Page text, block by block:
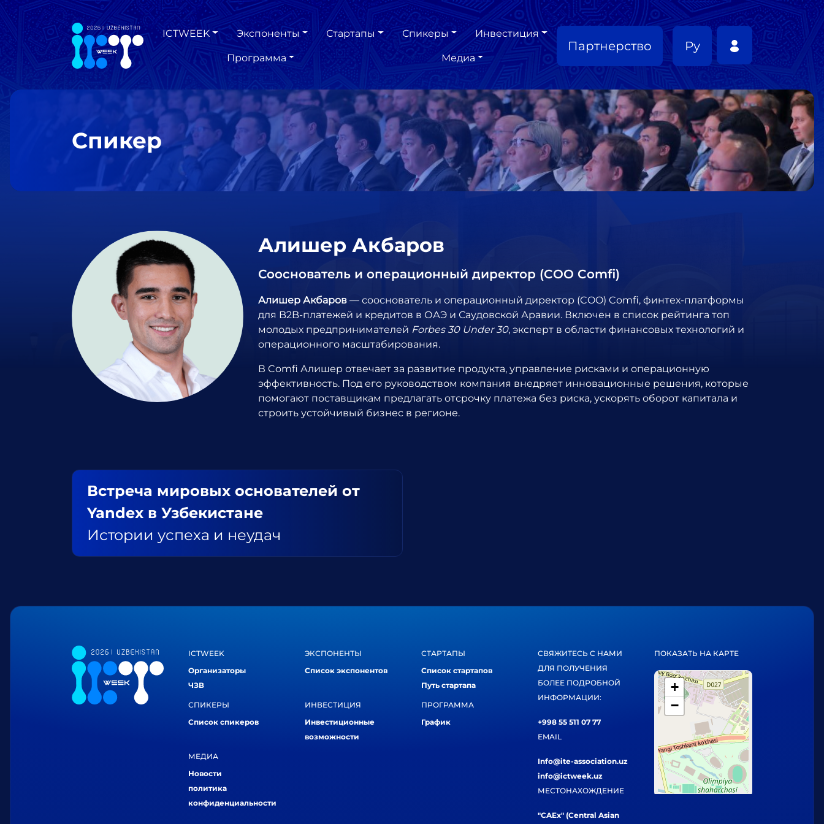
ICTWEEK Экспоненты Стартапы Спикеры Инвестиция
Программа Медиа
Партнерство Ру
Спикер
Алишер Акбаров
Сооснователь и операционный директор (COO Comfi)
Алишер Акбаров — сооснователь и операционный директор (COO) Comfi, финтех-платформы
для B2B-платежей и кредитов в ОАЭ и Саудовской Аравии. Включен в список рейтинга топ
молодых предпринимателей Forbes 30 Under 30, эксперт в области финансовых технологий и
операционного масштабирования.
В Comfi Алишер отвечает за развитие продукта, управление рисками и операционную
эффективность. Под его руководством компания внедряет инновационные решения, которые
помогают поставщикам предлагать отсрочку платежа без риска, ускорять оборот капитала и
строить устойчивый бизнес в регионе.
Встреча мировых основателей от
Yandex в Узбекистане
Истории успеха и неудач
ICTWEEK
Организаторы
ЧЗВ
ЭКСПОНЕНТЫ
Список экспонентов
СТАРТАПЫ
Список стартапов
Путь стартапа
СПИКЕРЫ
Список спикеров
ИНВЕСТИЦИЯ
Инвестиционные
возможности
ПРОГРАММА
График
МЕДИА
Новости
политика
конфиденциальности
СВЯЖИТЕСЬ С НАМИ
ДЛЯ ПОЛУЧЕНИЯ
БОЛЕЕ ПОДРОБНОЙ
ИНФОРМАЦИИ:
+998 55 511 07 77
EMAIL
Info@ite-association.uz
info@ictweek.uz
МЕСТОНАХОЖДЕНИЕ
"CAEx" (Central Asian
ПОКАЗАТЬ НА КАРТЕ
+
−